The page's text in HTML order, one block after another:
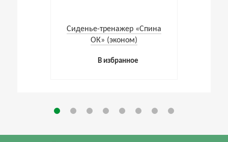
Cиденье-тренажер «Спина
ОК» (эконом)
В избранное